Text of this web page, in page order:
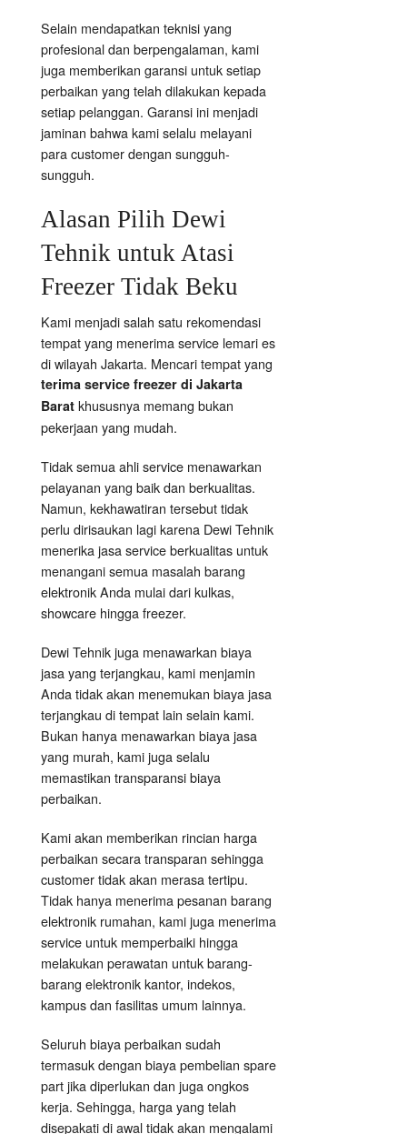
Selain mendapatkan teknisi yang
profesional dan berpengalaman, kami
juga memberikan garansi untuk setiap
perbaikan yang telah dilakukan kepada
setiap pelanggan. Garansi ini menjadi
jaminan bahwa kami selalu melayani
para customer dengan sungguh-
sungguh.
Alasan Pilih Dewi
Tehnik untuk Atasi
Freezer Tidak Beku
Kami menjadi salah satu rekomendasi
tempat yang menerima service lemari es
di wilayah Jakarta. Mencari tempat yang
terima service freezer di Jakarta
Barat khususnya memang bukan
pekerjaan yang mudah.
Tidak semua ahli service menawarkan
pelayanan yang baik dan berkualitas.
Namun, kekhawatiran tersebut tidak
perlu dirisaukan lagi karena Dewi Tehnik
menerika jasa service berkualitas untuk
menangani semua masalah barang
elektronik Anda mulai dari kulkas,
showcare hingga freezer.
Dewi Tehnik juga menawarkan biaya
jasa yang terjangkau, kami menjamin
Anda tidak akan menemukan biaya jasa
terjangkau di tempat lain selain kami.
Bukan hanya menawarkan biaya jasa
yang murah, kami juga selalu
memastikan transparansi biaya
perbaikan.
Kami akan memberikan rincian harga
perbaikan secara transparan sehingga
customer tidak akan merasa tertipu.
Tidak hanya menerima pesanan barang
elektronik rumahan, kami juga menerima
service untuk memperbaiki hingga
melakukan perawatan untuk barang-
barang elektronik kantor, indekos,
kampus dan fasilitas umum lainnya.
Seluruh biaya perbaikan sudah
termasuk dengan biaya pembelian spare
part jika diperlukan dan juga ongkos
kerja. Sehingga, harga yang telah
disepakati di awal tidak akan mengalami